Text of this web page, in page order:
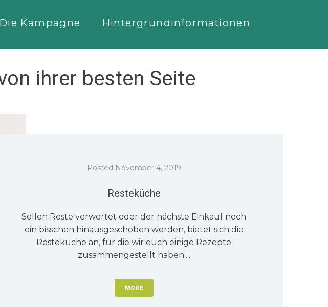
Die Kampagne Hintergrundinformationen
ihrer besten Seite
Posted November 4, 2019
Resteküche
Sollen Reste verwertet oder der nächste Einkauf noch
ein bisschen hinausgeschoben werden, bietet sich die
Resteküche an, für die wir euch einige Rezepte
zusammengestellt haben....
MORE